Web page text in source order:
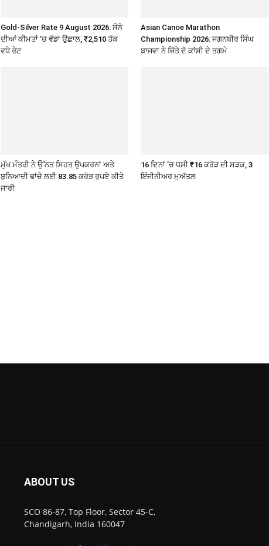
Gold-Silver Rate 9 August 2026: ਸੋਨੇ
ਦੀਆਂ ਕੀਮਤਾਂ ’ਚ ਵੱਡਾ ਉਛਾਲ, ₹2,510 ਤੱਕ
ਵਧੇ ਰੇਟ
Asian Canoe Marathon
Championship 2026: ਜਗਨਬੀਰ ਸਿੰਘ
ਬਾਜਵਾ ਨੇ ਜਿੱਤੇ ਦੋ ਕਾਂਸੀ ਦੇ ਤਗਮੇ
ਮੁੱਖ ਮੰਤਰੀ ਨੇ ਉੱਨਤ ਸਿਹਤ ਉਪਕਰਨਾਂ ਅਤੇ
ਬੁਨਿਆਦੀ ਢਾਂਚੇ ਲਈ 83.85 ਕਰੋੜ ਰੁਪਏ ਕੀਤੇ
ਜਾਰੀ
16 ਦਿਨਾਂ ’ਚ ਧਸੀ ₹16 ਕਰੋੜ ਦੀ ਸੜਕ, 3
ਇੰਜੀਨੀਅਰ ਮੁਅੱਤਲ
ABOUT US
SCO 86-87, Top Floor, Sector 45-C,
Chandigarh, India 160047